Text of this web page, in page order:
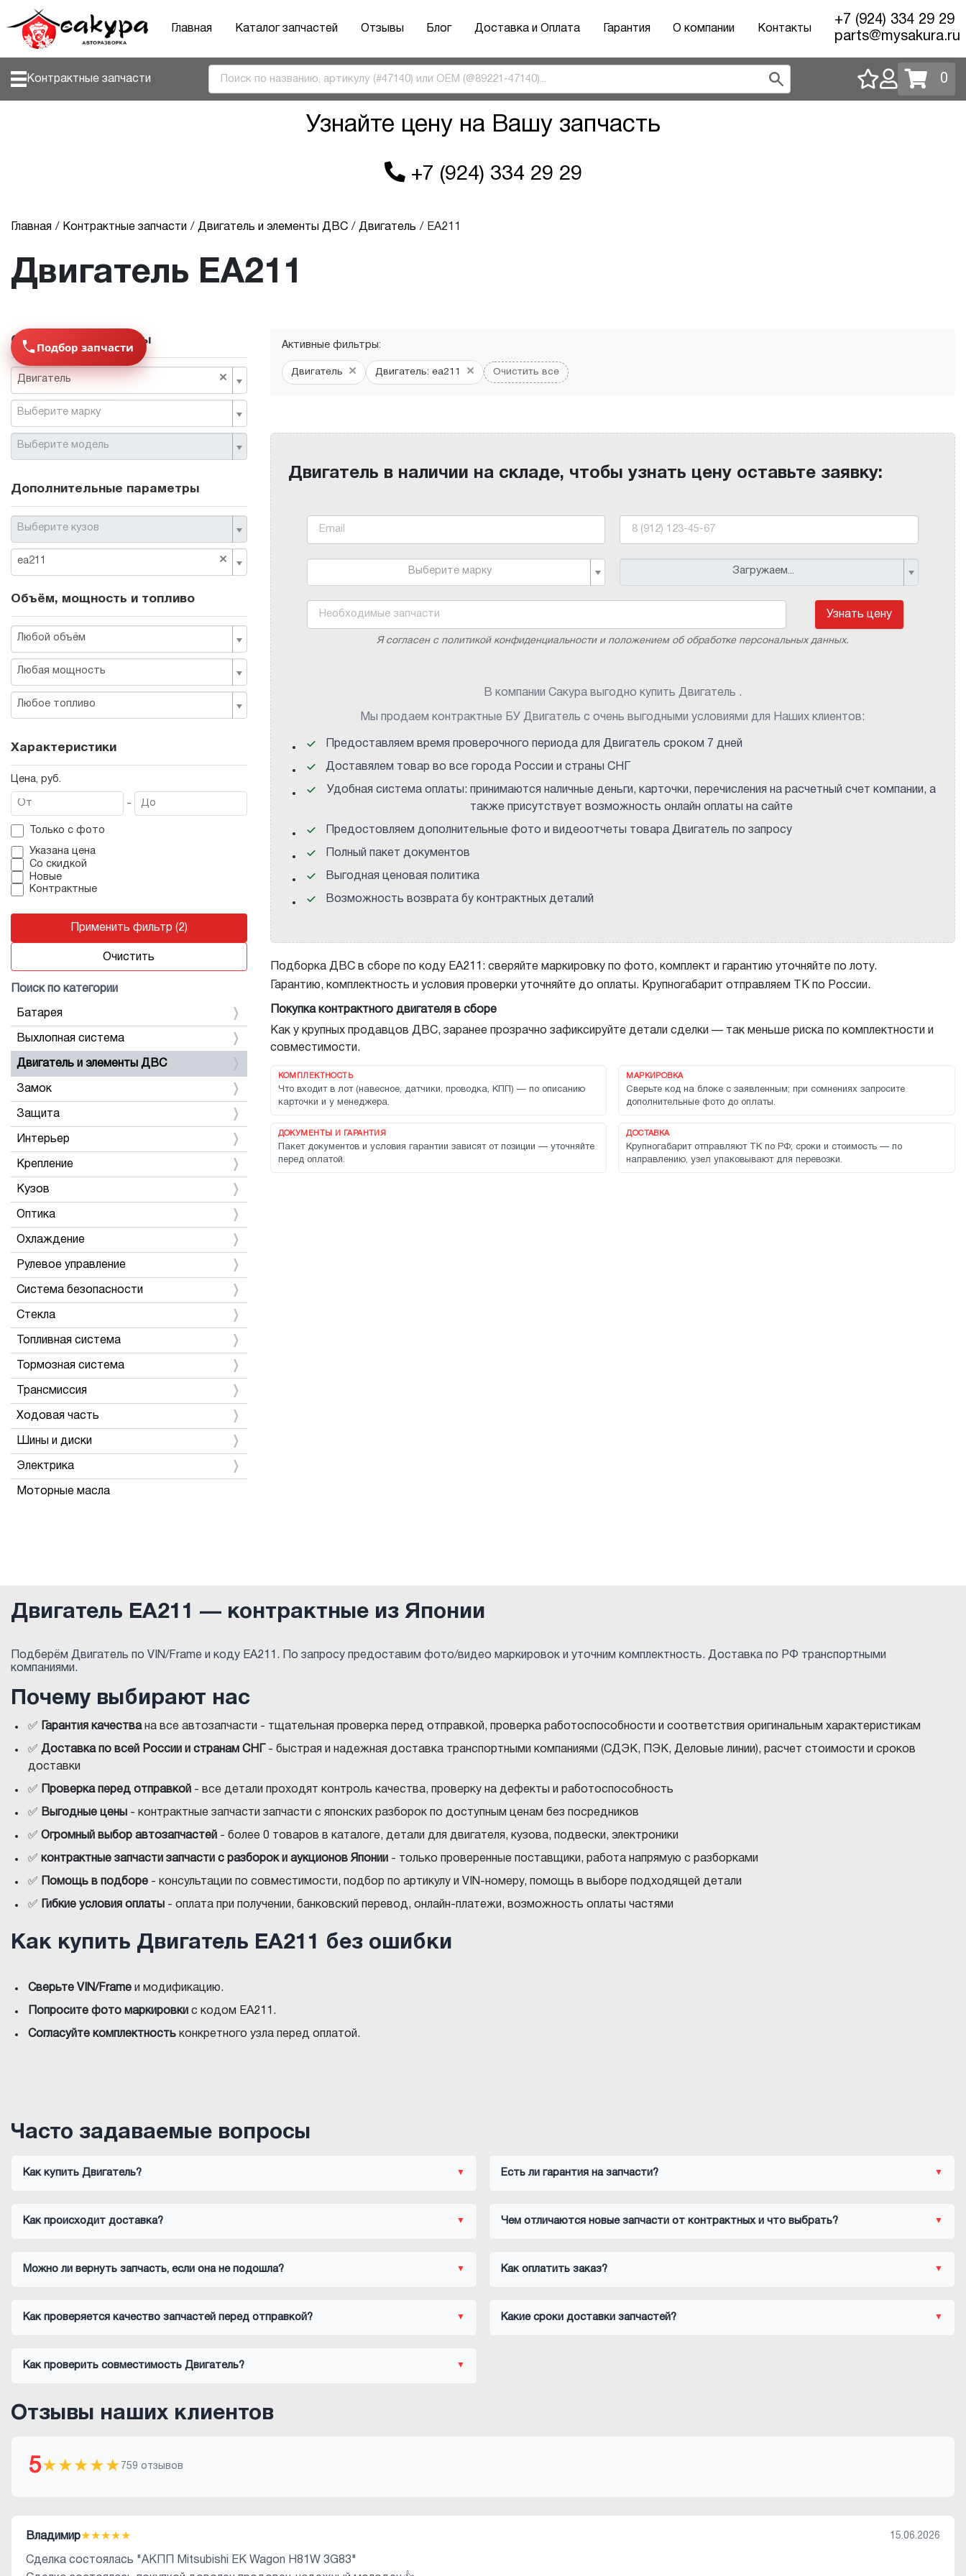
Главная Каталог запчастей Отзывы Блог Доставка и Оплата Гарантия О компании Контакты
+7 (924) 334 29 29
parts@mysakura.ru
Контрактные запчасти 0
Узнайте цену на Вашу запчасть
+7 (924) 334 29 29
Главная Контрактные запчасти Двигатель и элементы ДВС Двигатель EA211
Двигатель EA211
Основные параметры
×
Двигатель
Выберите марку
Выберите модель
Дополнительные параметры
Выберите кузов
×
ea211
Объём, мощность и топливо
Любой объём
Любая мощность
Любое топливо
Характеристики
Цена, руб.
-
Только с фото
Указана цена
Со скидкой
Новые
Контрактные
Применить фильтр (2)
Очистить
Поиск по категории
Батарея
Выхлопная система
Двигатель и элементы ДВС
Замок
Защита
Интерьер
Крепление
Кузов
Оптика
Охлаждение
Рулевое управление
Система безопасности
Стекла
Топливная система
Тормозная система
Трансмиссия
Ходовая часть
Шины и диски
Электрика
Моторные масла
Активные фильтры:
Двигатель × Двигатель: ea211 × Очистить все
Двигатель в наличии на складе, чтобы узнать цену оставьте заявку:
Выберите марку Загружаем...
Узнать цену
Я согласен с политикой конфиденциальности и положением об обработке персональных данных.
В компании Сакура выгодно купить Двигатель .
Мы продаем контрактные БУ Двигатель с очень выгодными условиями для Наших клиентов:
Предоставляем время проверочного периода для Двигатель сроком 7 дней
Доставялем товар во все города России и страны СНГ
Удобная система оплаты: принимаются наличные деньги, карточки, перечисления на расчетный счет компании, а
также присутствует возможность онлайн оплаты на сайте
Предостовляем дополнительные фото и видеоотчеты товара Двигатель по запросу
Полный пакет документов
Выгодная ценовая политика
Возможность возврата бу контрактных деталий
Подборка ДВС в сборе по коду EA211: сверяйте маркировку по фото, комплект и гарантию уточняйте по лоту.
Гарантию, комплектность и условия проверки уточняйте до оплаты. Крупногабарит отправляем ТК по России.
Покупка контрактного двигателя в сборе
Как у крупных продавцов ДВС, заранее прозрачно зафиксируйте детали сделки — так меньше риска по комплектности и
совместимости.
КОМПЛЕКТНОСТЬ
Что входит в лот (навесное, датчики, проводка, КПП) — по описанию
карточки и у менеджера.
МАРКИРОВКА
Сверьте код на блоке с заявленным; при сомнениях запросите
дополнительные фото до оплаты.
ДОКУМЕНТЫ И ГАРАНТИЯ
Пакет документов и условия гарантии зависят от позиции — уточняйте
перед оплатой.
ДОСТАВКА
Крупногабарит отправляют ТК по РФ; сроки и стоимость — по
направлению, узел упаковывают для перевозки.
Подбор запчасти
Двигатель EA211 — контрактные из Японии
Подберём Двигатель по VIN/Frame и коду EA211. По запросу предоставим фото/видео маркировок и уточним комплектность. Доставка по РФ транспортными
компаниями.
Почему выбирают нас
✅ Гарантия качествана все автозапчасти - тщательная проверка перед отправкой, проверка работоспособности и соответствия оригинальным характеристикам
✅ Доставка по всей России и странам СНГ
- быстрая и надежная доставка транспортными компаниями (СДЭК, ПЭК, Деловые линии), расчет стоимости и сроков
доставки
✅ Проверка перед отправкой - все детали проходят контроль качества, проверку на дефекты и работоспособность
✅ Выгодные цены - контрактные запчасти запчасти с японских разборок по доступным ценам без посредников
✅ Огромный выбор автозапчастей - более 0 товаров в каталоге, детали для двигателя, кузова, подвески, электроники
✅ контрактные запчасти запчасти с разборок и аукционов Японии - только проверенные поставщики, работа напрямую с разборками
✅ Помощь в подборе - консультации по совместимости, подбор по артикулу и VIN-номеру, помощь в выборе подходящей детали
✅ Гибкие условия оплаты - оплата при получении, банковский перевод, онлайн-платежи, возможность оплаты частями
Как купить Двигатель EA211 без ошибки
Сверьте VIN/Frame и модификацию.
Попросите фото маркировки с кодом EA211.
Согласуйте комплектность конкретного узла перед оплатой.
Часто задаваемые вопросы
Как купить Двигатель? Есть ли гарантия на запчасти?
Как происходит доставка? Чем отличаются новые запчасти от контрактных и что выбрать?
Можно ли вернуть запчасть, если она не подошла? Как оплатить заказ?
Как проверяется качество запчастей перед отправкой? Какие сроки доставки запчастей?
Как проверить совместимость Двигатель?
Отзывы наших клиентов
5★★★★★ 759 отзывов
Владимир★★★★★ 15.06.2026
Сделка состоялась "АКПП Mitsubishi EK Wagon H81W 3G83"